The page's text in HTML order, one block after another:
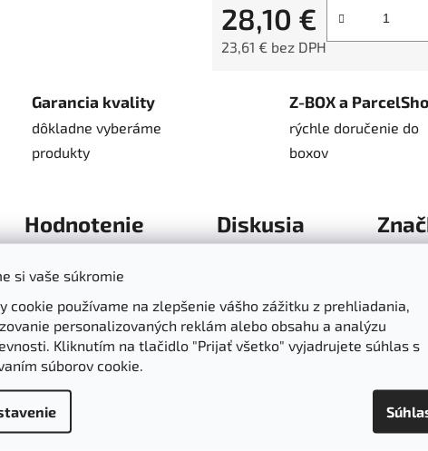
si vaše súkromie
cookie používame na zlepšenie vášho zážitku z prehliadania,
personalizovaných reklám alebo obsahu a analýzu
Kliknutím na tlačidlo "Prijať všetko" vyjadrujete súhlas s
súborov cookie.
28,10 €
23,61 € bez DPH
Garancia kvality
dôkladne vyberáme
produkty
Z-BOX a
rýchle doručenie do
boxov
Hodnotenie Diskusia
& PLATINUM
starostlivosť o pleť obsahuje nanočastice zlata a platiny
,
hydratáciu, elasticitu a mladistvý vzhľad pleti.
zlepšeniu pružnosti pokožky a znižujú výskyt vrások.
vyhladzuje pleť.